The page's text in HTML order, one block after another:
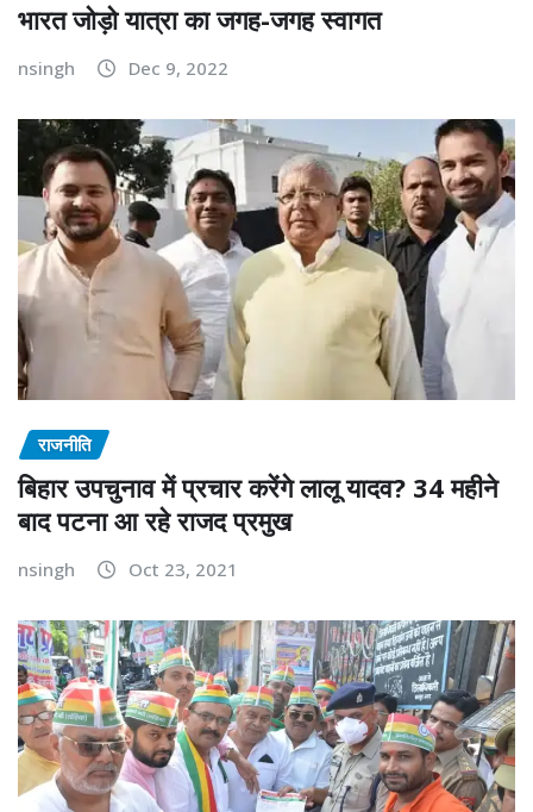
भारत जोड़ो यात्रा का जगह-जगह स्वागत
nsingh Dec 9, 2022
राजनीति
बिहार उपचुनाव में प्रचार करेंगे लालू यादव? 34 महीने
बाद पटना आ रहे राजद प्रमुख
nsingh Oct 23, 2021